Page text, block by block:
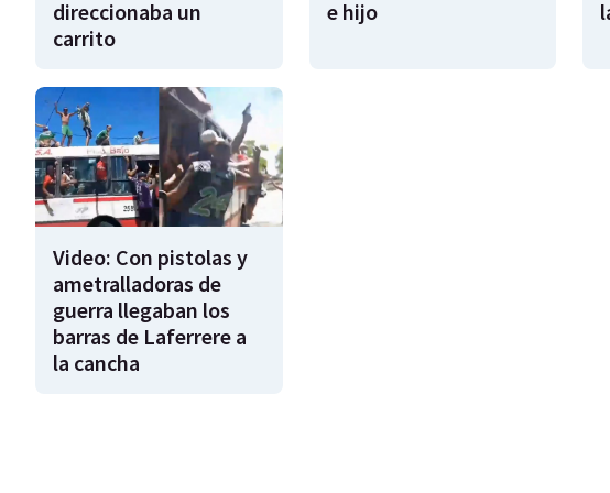
direccionaba un
carrito
e hijo
Video: Con pistolas y
ametralladoras de
guerra llegaban los
barras de Laferrere a
la cancha